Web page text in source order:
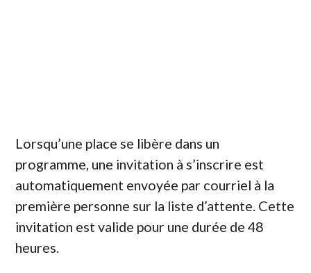
Lorsqu’une place se libère dans un
programme, une invitation à s’inscrire est
automatiquement envoyée par courriel à la
première personne sur la liste d’attente. Cette
invitation est valide pour une durée de 48
heures.